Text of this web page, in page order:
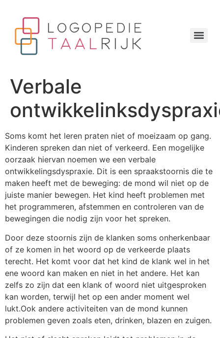
Verbale
Soms komt het leren praten niet of moeizaam op gang.
Kinderen spreken dan niet of verkeerd. Een mogelijke
oorzaak hiervan noemen we een verbale
ontwikkelingsdyspraxie. Dit is een spraakstoornis die te
maken heeft met de beweging: de mond wil niet op de
juiste manier bewegen. Het kind heeft problemen met
het programmeren, afstemmen en controleren van de
bewegingen die nodig zijn voor het spreken.
Door deze stoornis zijn de klanken soms onherkenbaar
of ze komen in het woord op de verkeerde plaats
terecht. Het komt voor dat het kind de klank wel in het
ene woord kan maken en niet in het andere. Het kan
zelfs zo zijn dat een klank of woord niet uitgesproken
kan worden, terwijl het op een ander moment wel
lukt.Ook andere activiteiten van de mond kunnen
problemen geven zoals eten, drinken, blazen en zuigen.